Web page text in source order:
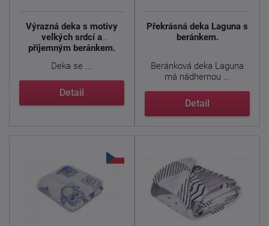
Výrazná deka s motivy
velkých srdcí a
příjemným beránkem.
Deka se ...
Detail
Překrásná deka Laguna s
beránkem.
Beránková deka Laguna
má nádhernou ...
Detail